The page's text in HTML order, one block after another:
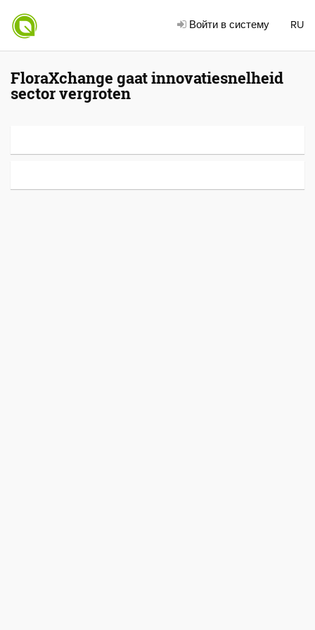
Войти в систему RU
FloraXchange gaat innovatiesnelheid
sector vergroten